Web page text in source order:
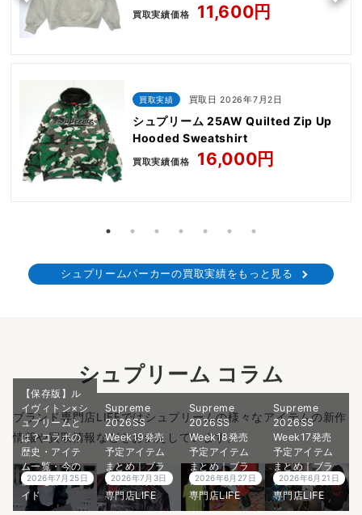
買取実績価格 11,600円
買取実績 買取日 2026年7月2日
シュプリーム 25AW Quilted Zip Up
Hooded Sweatshirt
買取実績価格 16,000円
シュプリームパーカーの買取実績をもっと見る
シュプリーム コラム
ブランド専門店LIFEではシュプリームの様々なアイテムの新作
情報や買取情報などをお伝えしています。
【保存版】ル
イヴィトン×シ
ュプリームと
は？コラボの
歴史・アイテ
ム一覧・今の
価値を徹底ガ
イド
2026年7月25日
Supreme
2026SS
Week19発売
予定アイテム
まとめ｜ブラ
ンド古着買取
専門店LIFE
2026年7月3日
Supreme
2026SS
Week18発売
予定アイテム
まとめ｜ブラ
ンド古着買取
専門店LIFE
2026年6月27日
Supreme
2026SS
Week17発売
予定アイテム
まとめ｜ブラ
ンド古着買取
専門店LIFE
2026年6月21日